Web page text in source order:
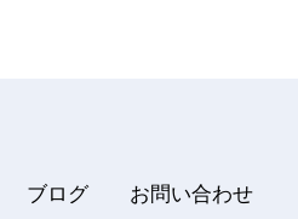
ブログ お問い合わせ